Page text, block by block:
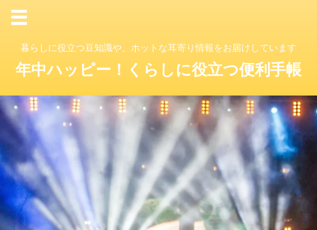
暮らしに役立つ豆知識や、ホットな耳寄り情報をお届けしています
年中ハッピー！くらしに役立つ便利手帳